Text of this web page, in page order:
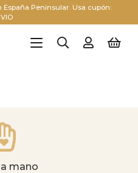
Peninsular. Usa cupón:
mano